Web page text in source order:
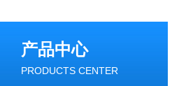
产品中心
PRODUCTS CENTER